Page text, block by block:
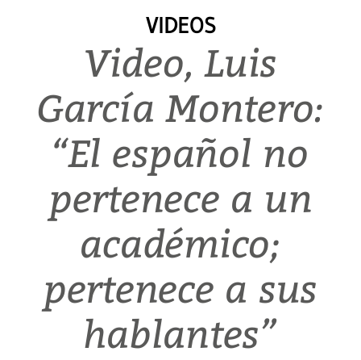
VIDEOS
Video, Luis
García Montero:
“El español no
pertenece a un
académico;
pertenece a sus
hablantes”